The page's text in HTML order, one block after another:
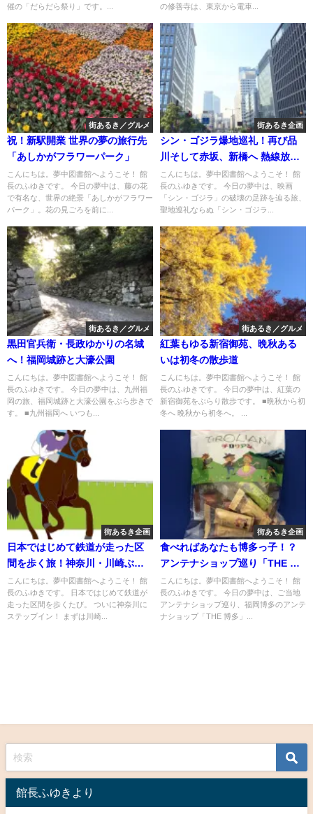
催の「だらだら祭り」です。...
の修善寺は、東京から電車...
街あるき／グルメ
祝！新駅開業 世界の夢の旅行先
「あしかがフラワーパーク」
こんにちは。夢中図書館へようこそ！ 館
長のふゆきです。 今日の夢中は、藤の花
で有名な、世界の絶景「あしかがフラワー
パーク」。花の見ごろを前に...
街あるき企画
シン・ゴジラ爆地巡礼！再び品
川そして赤坂、新橋へ 熱線放射
はここで!?
こんにちは。夢中図書館へようこそ！ 館
長のふゆきです。 今日の夢中は、映画
「シン・ゴジラ」の破壊の足跡を辿る旅、
聖地巡礼ならぬ「シン・ゴジラ...
街あるき／グルメ
黒田官兵衛・長政ゆかりの名城
へ！福岡城跡と大濠公園
こんにちは。夢中図書館へようこそ！ 館
長のふゆきです。 今日の夢中は、九州福
岡の旅、福岡城跡と大濠公園をぶら歩きで
す。 ■九州福岡へ いつも...
街あるき／グルメ
紅葉もゆる新宿御苑、晩秋ある
いは初冬の散歩道
こんにちは。夢中図書館へようこそ！ 館
長のふゆきです。 今日の夢中は、紅葉の
新宿御苑をぶらり散歩です。 ■晩秋から初
冬へ 晩秋から初冬へ。 ...
街あるき企画
日本ではじめて鉄道が走った区
間を歩く旅！神奈川・川崎ぶら
歩き
こんにちは。夢中図書館へようこそ！ 館
長のふゆきです。 日本ではじめて鉄道が
走った区間を歩くたび。 ついに神奈川に
ステップイン！ まずは川崎...
街あるき企画
食べればあなたも博多っ子！？
アンテナショップ巡り「THE 博
多」
こんにちは。夢中図書館へようこそ！ 館
長のふゆきです。 今日の夢中は、ご当地
アンテナショップ巡り、福岡博多のアンテ
ナショップ「THE 博多」...
館長ふゆきより